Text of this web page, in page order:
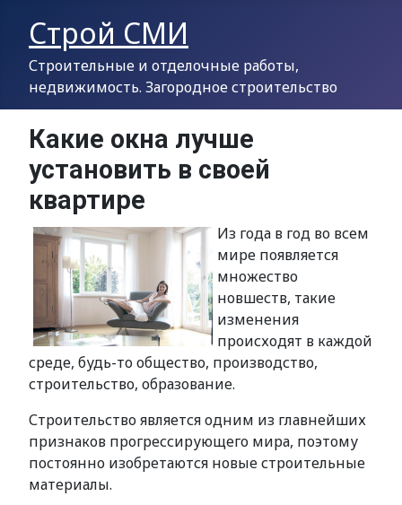
Строй СМИ
Строительные и отделочные работы,
недвижимость. Загородное строительство
Какие окна лучше
установить в своей
квартире
Из года в год во всем
мире появляется
множество
новшеств, такие
изменения
происходят в каждой
среде, будь-то общество, производство,
строительство, образование.
Строительство является одним из главнейших
признаков прогрессирующего мира, поэтому
постоянно изобретаются новые строительные
материалы.